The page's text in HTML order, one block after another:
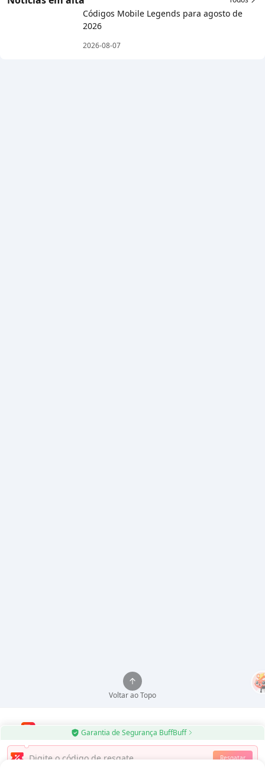
Garantia de Segurança BuffBuff
Resgatar
Códigos Mobile Legends para agosto de
2026
2026-08-07
Voltar ao Topo
Use o aplicativo BuffBuff para atualizar automaticamente aplicativos
Android